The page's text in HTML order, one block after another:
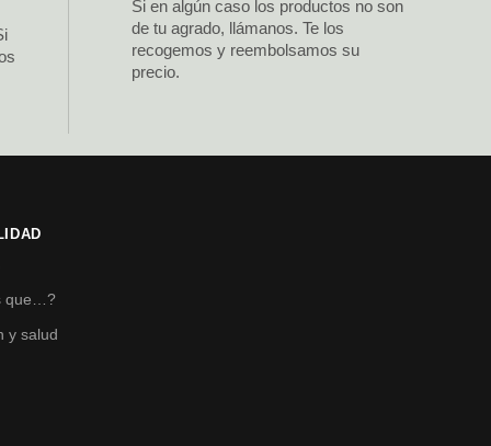
Si en algún caso los productos no son
de tu agrado, llámanos. Te los
recogemos y reembolsamos su
precio.
que…?
y salud